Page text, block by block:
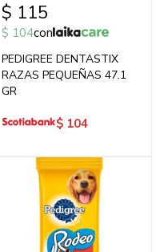
$ 115
$ 104con
PEDIGREE DENTASTIX
RAZAS PEQUEÑAS 47.1
GR
$ 104